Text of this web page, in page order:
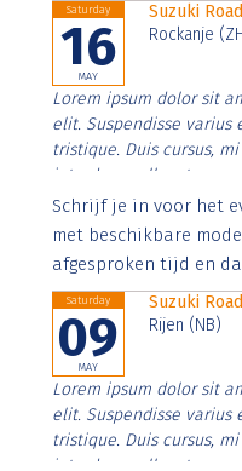
Saturday
16
MAY
Suzuki
Rockanje
Lorem ipsum dolor sit
elit. Suspendisse
tristique. Duis cursus,
interdum nulla, ut
Aenean faucibus nibh
imperdiet. Nunc ut sem
Schrijf je in voor het
met beschikbare
afgesproken tijd en
Saturday
09
MAY
Suzuki
Rijen (NB)
Lorem ipsum dolor sit
elit. Suspendisse
tristique. Duis cursus,
interdum nulla, ut